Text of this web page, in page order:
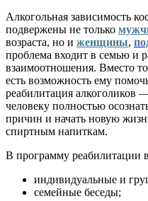
Алкогольная зависимость
подвержены не только
возраста, но и женщины,
проблема входит в семью и
взаимоотношения. Вместо
есть возможность ему
реабилитация
человеку полностью
причин и начать новую
спиртным напиткам.
В программу реабилитации
индивидуальные и
семейные беседы;